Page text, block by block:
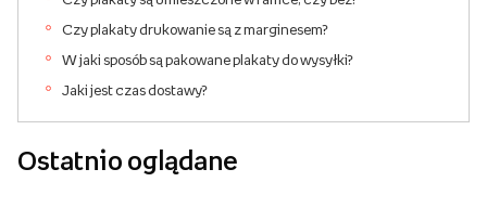
Czy plakaty drukowanie są z marginesem?
W jaki sposób są pakowane plakaty do wysyłki?
Jaki jest czas dostawy?
Ostatnio oglądane